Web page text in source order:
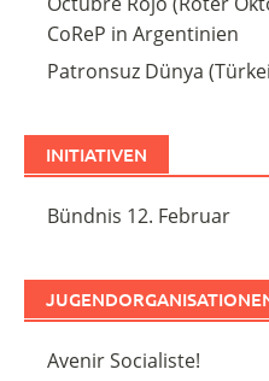
CoReP in Argentinien
Patronsuz Dünya
INITIATIVEN
Bündnis 12. Februar
Avenir Socialiste!